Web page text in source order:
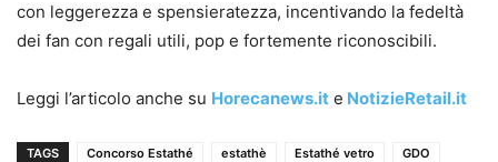
con leggerezza e spensieratezza, incentivando la fedeltà
dei fan con regali utili, pop e fortemente riconoscibili.
Leggi l’articolo anche su Horecanews.it e NotizieRetail.it
TAGS Concorso Estathé estathè Estathé vetro
GDO